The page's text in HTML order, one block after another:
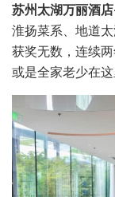
苏州太湖万丽酒
淮扬菜系、地道
获奖无数，连续
或是全家老少在